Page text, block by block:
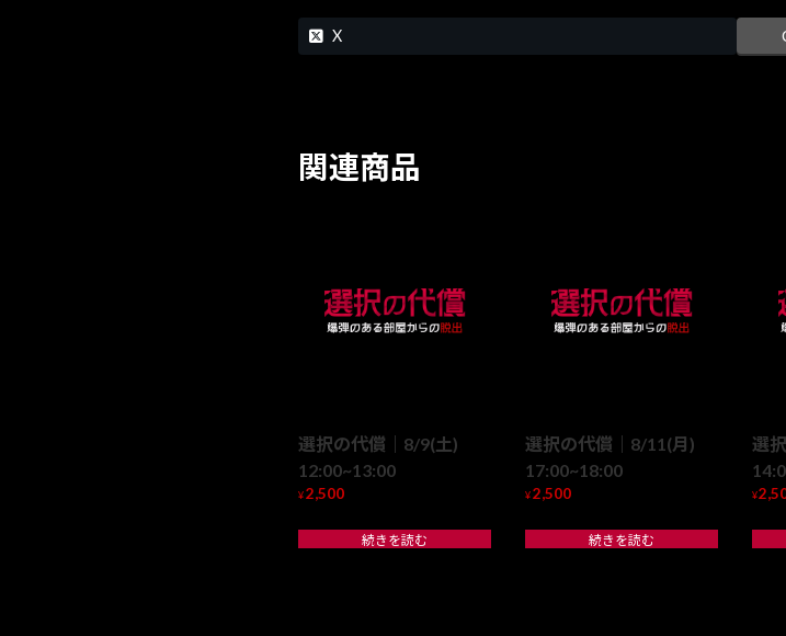
X
関連商品
選択の代償｜8/9(土)
12:00~13:00
¥2,500
続きを読む
選択の代償｜8/11(月)
17:00~18:00
¥ 2,500
続きを読む
選
¥